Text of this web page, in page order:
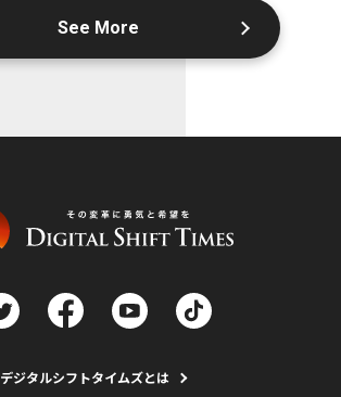
See More
デジタルシフトタイムズとは